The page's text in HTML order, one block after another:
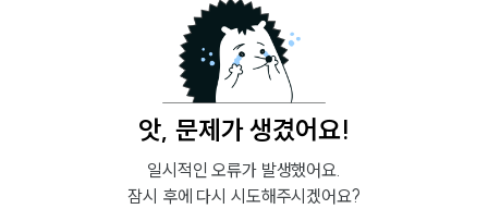
앗, 문제가 생겼어요!
일시적인 오류가 발생했어요.
잠시 후에 다시 시도해주시겠어요?